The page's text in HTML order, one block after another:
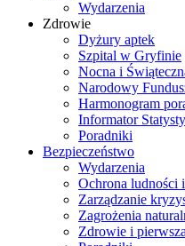
Wydarzenia
Zdrowie
Dyżury aptek
Szpital w Gryfinie
Nocna i
Narodowy
Harmonogram
Informator
Poradniki
Bezpieczeństwo
Wydarzenia
Ochrona ludności
Zarządzanie
Zagrożenia
Zdrowie i